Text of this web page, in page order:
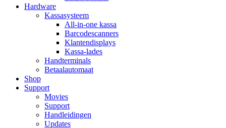
Hardware
Kassasysteem
All-in-one kassa
Barcodescanners
Klantendisplays
Kassa-lades
Handterminals
Betaalautomaat
Shop
Support
Movies
Support
Handleidingen
Updates